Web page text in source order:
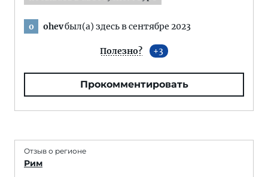
o ohevбыл(а) здесь в сентябре 2023
Полезно? 3
Прокомментировать
Отзыв о регионе
Рим